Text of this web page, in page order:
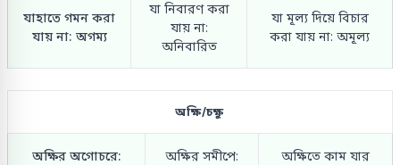
যাহাতে গমন করা
যায় না: অগম্য
যা নিবারণ করা
যায় না:
অনিবারিত
যা মূল্য দিয়ে বিচার
করা যায় না: অমূল্য
অক্ষি/চক্ষু
অক্ষির অগোচরে:
অক্ষির সমীপে:
অক্ষিতে কাম যার